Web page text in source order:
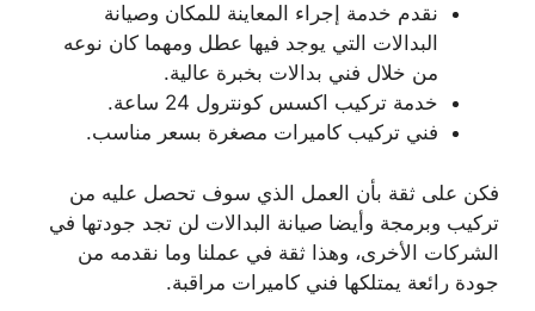
نقدم خدمة إجراء المعاينة للمكان وصيانة
البدالات التي يوجد فيها عطل ومهما كان نوعه
من خلال فني بدالات بخبرة عالية.
خدمة تركيب اكسس كونترول 24 ساعة.
فني تركيب كاميرات مصغرة بسعر مناسب.
فكن على ثقة بأن العمل الذي سوف تحصل عليه من
تركيب وبرمجة وأيضا صيانة البدالات لن تجد جودتها في
الشركات الأخرى، وهذا ثقة في عملنا وما نقدمه من
جودة رائعة يمتلكها فني كاميرات مراقبة.